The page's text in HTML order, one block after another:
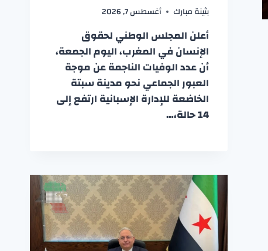
بثينة مبارك أغسطس 7, 2026
أعلن المجلس الوطني لحقوق
الإنسان في المغرب، اليوم الجمعة،
أن عدد الوفيات الناجمة عن موجة
العبور الجماعي نحو مدينة سبتة
الخاضعة للإدارة الإسبانية ارتفع إلى
14 حالة،…